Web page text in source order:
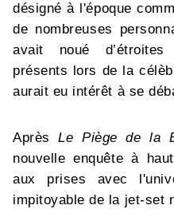
désigné à l'époque
de nombreuses
avait noué
présents lors de la
aurait eu intérêt à se
Après Le Piège de la
nouvelle enquête à
aux prises avec
impitoyable de la jet-set